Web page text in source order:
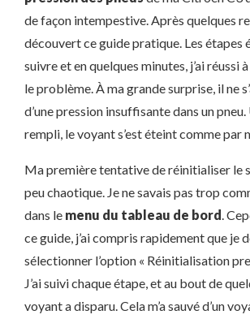
de façon intempestive. Après quelques
découvert ce guide pratique. Les étapes
suivre et en quelques minutes, j’ai réussi
le problème. À ma grande surprise, il ne
d’une pression insuffisante dans un
rempli, le voyant s’est éteint comme par
Ma première tentative de réinitialiser le
peu chaotique. Je ne savais pas trop
dans le menu du tableau de bord.
ce guide, j’ai compris rapidement que je
sélectionner l’option « Réinitialisation
J’ai suivi chaque étape, et au bout de
voyant a disparu. Cela m’a sauvé d’un